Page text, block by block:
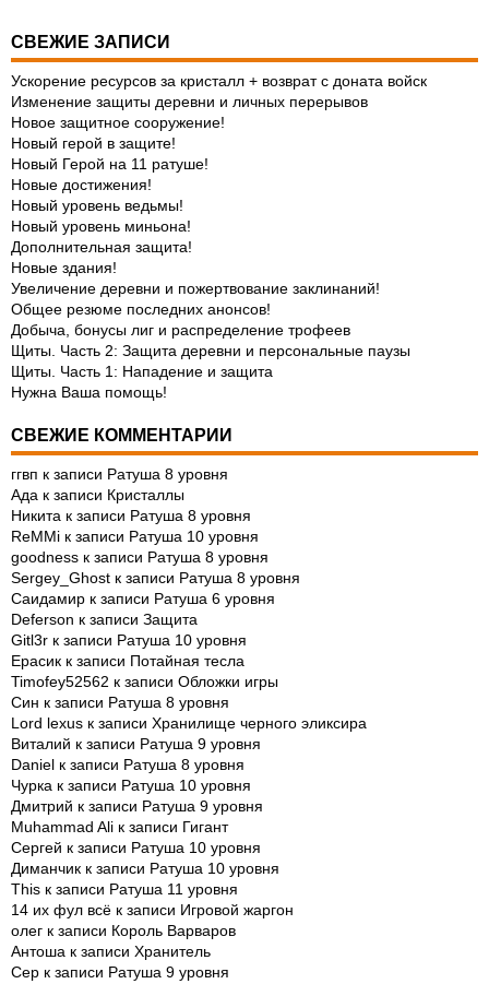
СВЕЖИЕ ЗАПИСИ
Ускорение ресурсов за кристалл + возврат с доната войск
Изменение защиты деревни и личных перерывов
Новое защитное сооружение!
Новый герой в защите!
Новый Герой на 11 ратуше!
Новые достижения!
Новый уровень ведьмы!
Новый уровень миньона!
Дополнительная защита!
Новые здания!
Увеличение деревни и пожертвование заклинаний!
Общее резюме последних анонсов!
Добыча, бонусы лиг и распределение трофеев
Щиты. Часть 2: Защита деревни и персональные паузы
Щиты. Часть 1: Нападение и защита
Нужна Ваша помощь!
СВЕЖИЕ КОММЕНТАРИИ
ггвп к записи Ратуша 8 уровня
Ада к записи Кристаллы
Никита к записи Ратуша 8 уровня
ReMMi к записи Ратуша 10 уровня
goodness к записи Ратуша 8 уровня
Sergey_Ghost к записи Ратуша 8 уровня
Саидамир к записи Ратуша 6 уровня
Deferson к записи Защита
Gitl3r к записи Ратуша 10 уровня
Ерасик к записи Потайная тесла
Timofey52562 к записи Обложки игры
Син к записи Ратуша 8 уровня
Lord lexus к записи Хранилище черного эликсира
Виталий к записи Ратуша 9 уровня
Daniel к записи Ратуша 8 уровня
Чурка к записи Ратуша 10 уровня
Дмитрий к записи Ратуша 9 уровня
Muhammad Ali к записи Гигант
Сергей к записи Ратуша 10 уровня
Диманчик к записи Ратуша 10 уровня
This к записи Ратуша 11 уровня
14 их фул всё к записи Игровой жаргон
олег к записи Король Варваров
Антоша к записи Хранитель
Сер к записи Ратуша 9 уровня